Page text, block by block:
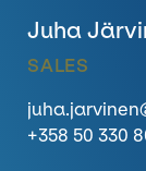
Juha
SALES
+358 50 330